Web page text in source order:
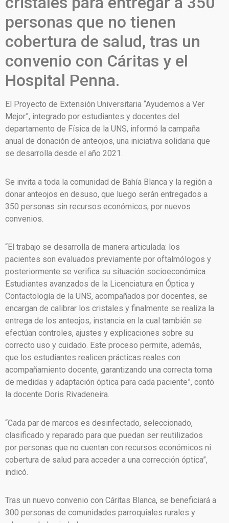
personas que no tienen
cobertura de salud, tras un
convenio con Cáritas y el
Hospital Penna.
El Proyecto de Extensión Universitaria “Ayudemos a Ver
Mejor”, integrado por estudiantes y docentes del
departamento de Física de la UNS, informó la campaña
anual de donación de anteojos, una iniciativa solidaria que
se desarrolla desde el año 2021.
Se invita a toda la comunidad de Bahía Blanca y la región a
donar anteojos en desuso, que luego serán entregados a
350 personas sin recursos económicos, por nuevos
convenios.
“El trabajo se desarrolla de manera articulada: los
pacientes son evaluados previamente por oftalmólogos y
posteriormente se verifica su situación socioeconómica.
Estudiantes avanzados de la Licenciatura en Óptica y
Contactología de la UNS, acompañados por docentes, se
encargan de calibrar los cristales y finalmente se realiza la
entrega de los anteojos, instancia en la cual también se
efectúan controles, ajustes y explicaciones sobre su
correcto uso y cuidado. Este proceso permite, además,
que los estudiantes realicen prácticas reales con
acompañamiento docente, garantizando una correcta toma
de medidas y adaptación óptica para cada paciente”, contó
la docente Doris Rivadeneira.
“Cada par de marcos es desinfectado, seleccionado,
clasificado y reparado para que puedan ser reutilizados
por personas que no cuentan con recursos económicos ni
cobertura de salud para acceder a una corrección óptica”,
indicó.
Tras un nuevo convenio con Cáritas Blanca, se beneficiará a
300 personas de comunidades parroquiales rurales y